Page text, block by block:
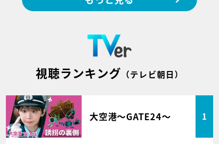
視聴ランキング （テレビ朝日）
大空港～GATE24～ 1